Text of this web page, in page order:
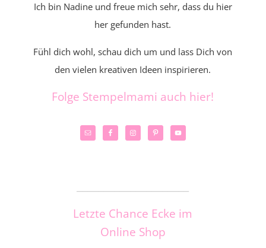
Ich bin Nadine und freue mich sehr, dass du hier
her gefunden hast.
Fühl dich wohl, schau dich um und lass Dich von
den vielen kreativen Ideen inspirieren.
Folge Stempelmami auch hier!
Letzte Chance Ecke im
Online Shop